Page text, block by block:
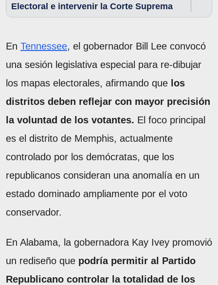
Electoral e intervenir la Corte Suprema
En Tennessee, el gobernador Bill Lee convocó
una sesión legislativa especial para re-dibujar
los mapas electorales, afirmando que los
distritos deben reflejar con mayor precisión
la voluntad de los votantes. El foco principal
es el distrito de Memphis, actualmente
controlado por los demócratas, que los
republicanos consideran una anomalía en un
estado dominado ampliamente por el voto
conservador.
En Alabama, la gobernadora Kay Ivey promovió
un rediseño que podría permitir al Partido
Republicano controlar la totalidad de los